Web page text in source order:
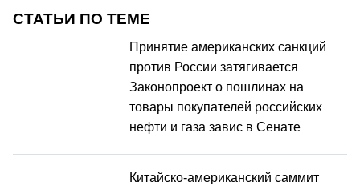
СТАТЬИ ПО ТЕМЕ
Принятие американских санкций
против России затягивается
Законопроект о пошлинах на
товары покупателей российских
нефти и газа завис в Сенате
Китайско-американский саммит